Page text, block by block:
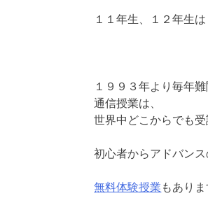
１１年生、１２年生
１９９３年より毎年
通信授業は、
世界中どこからでも受
初心者からアドバン
無料体験授業 もあり